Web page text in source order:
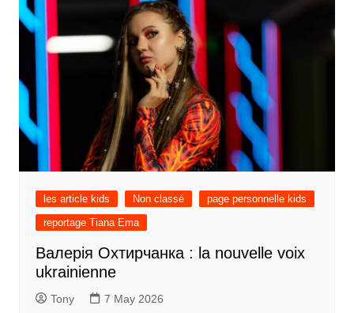
les article kids Non classé
page personnelle kids
reportage Tiana Ema
Валерія Охтирчанка : la nouvelle voix
ukrainienne
Tony 7 May 2026